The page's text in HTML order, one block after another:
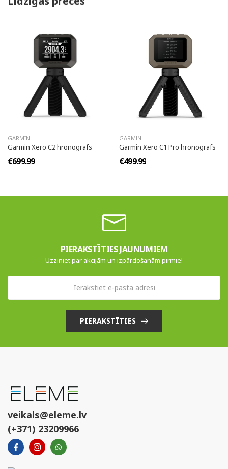
GARMIN
Garmin Xero C2 hronogrāfs
€699.99
GARMIN
Garmin Xero C1 Pro hronogrāfs
€499.99
PIERAKSTĪTIES JAUNUMIEM
Uzziniet par akcijām un izpārdošanām pirmie!
PIERAKSTĪTIES
veikals@eleme.lv
(+371) 23209966